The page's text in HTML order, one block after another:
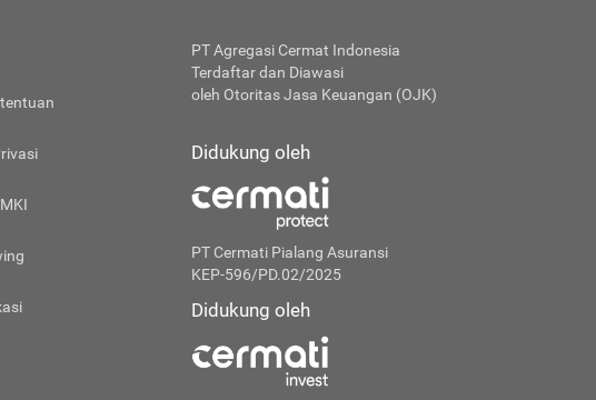
PT Agregasi Cermat Indonesia
Terdaftar dan Diawasi
oleh Otoritas Jasa Keuangan (OJK)
Didukung oleh
PT Cermati Pialang Asuransi
KEP-596/PD.02/2025
Didukung oleh